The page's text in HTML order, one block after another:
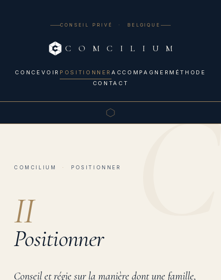
CONSEIL PRIVÉ · BELGIQUE
C O M C I L I U M
CONCEVOIR POSITIONNERACCOMPAGNER MÉTHODE
CONTACT
COMCILIUM · POSITIONNER
II
Positionner
Conseil et régie sur la manière dont une famille,